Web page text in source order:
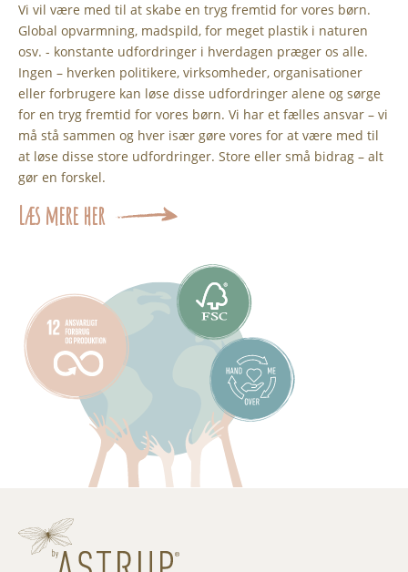
Vi vil være med til at skabe en tryg fremtid for vores børn.
Global opvarmning, madspild, for meget plastik i naturen
osv. - konstante udfordringer i hverdagen præger os alle.
Ingen – hverken politikere, virksomheder, organisationer
eller forbrugere kan løse disse udfordringer alene og sørge
for en tryg fremtid for vores børn. Vi har et fælles ansvar – vi
må stå sammen og hver især gøre vores for at være med til
at løse disse store udfordringer. Store eller små bidrag – alt
gør en forskel.
Læs mere her